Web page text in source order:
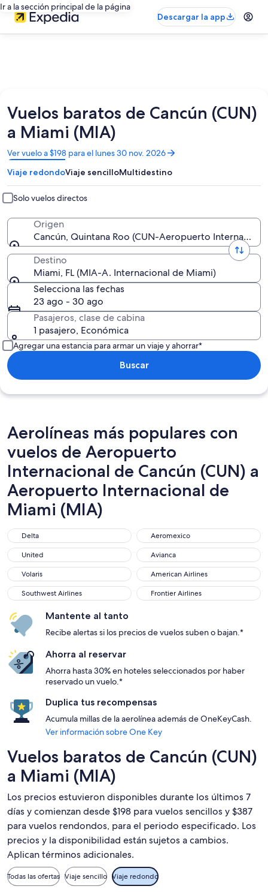
Ir a la sección principal de la página
Descargar la app
Vuelos baratos de Cancún (CUN)
a Miami (MIA)
Ver vuelo a $198 para el lunes 30 nov. 2026
Se
abrirá
en
una
nueva
ventana
Viaje redondoViaje sencilloMultidestino
Solo vuelos directos
Origen
Cancún, Quintana Roo (CUN-Aeropuerto
Destino
Miami, FL (MIA-A. Internacional de Miami)
Selecciona las fechas
23 ago - 30 ago
Pasajeros, clase de cabina
1 pasajero, Económica
Agregar una estancia para armar un viaje y ahorrar*
Buscar
Aerolíneas más populares con
vuelos de Aeropuerto
Internacional de Cancún (CUN) a
Aeropuerto Internacional de
Miami (MIA)
Delta
Delta Aeromexico
Aeromexico
United
United Avianca
Avianca
Volaris
Volaris American Airlines
American Airlines
Southwest Airlines
Southwest Airlines Frontier Airlines
Frontier Airlines
Mantente al tanto
Recibe alertas si los precios de vuelos suben o bajan.*
Ahorra al reservar
Ahorra hasta 30% en hoteles seleccionados por haber
reservado un vuelo.*
Duplica tus recompensas
Acumula millas de la aerolínea además de OneKeyCash.
Ver información sobre One Key
Vuelos baratos de Cancún (CUN)
a Miami (MIA)
Los precios estuvieron disponibles durante los últimos 7
días y comienzan desde $198 para vuelos sencillos y $387
para vuelos rendondos, para el periodo especificado. Los
precios y la disponibilidad están sujetos a cambios.
Aplican términos adicionales.
Todas las ofertas Viaje sencillo Viaje redondo